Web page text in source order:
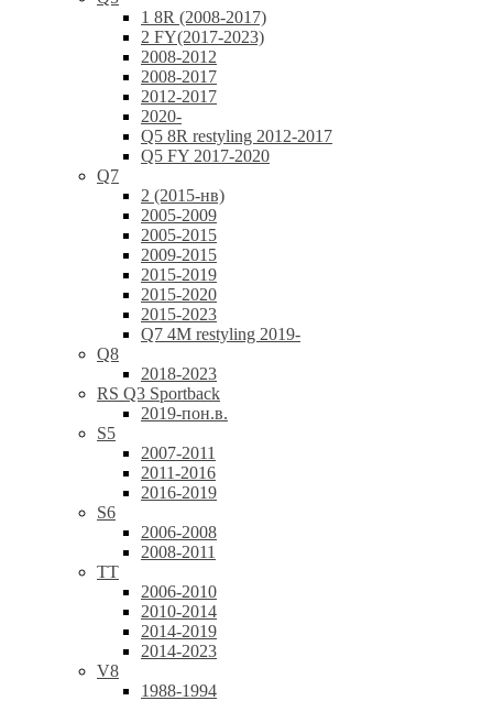
1 8R (2008-2017)
2 FY(2017-2023)
2008-2012
2008-2017
2012-2017
2020-
Q5 8R restyling 2012-2017
Q5 FY 2017-2020
Q7
2 (2015-нв)
2005-2009
2005-2015
2009-2015
2015-2019
2015-2020
2015-2023
Q7 4M restyling 2019-
Q8
2018-2023
RS Q3 Sportback
2019-пон.в.
S5
2007-2011
2011-2016
2016-2019
S6
2006-2008
2008-2011
TT
2006-2010
2010-2014
2014-2019
2014-2023
V8
1988-1994